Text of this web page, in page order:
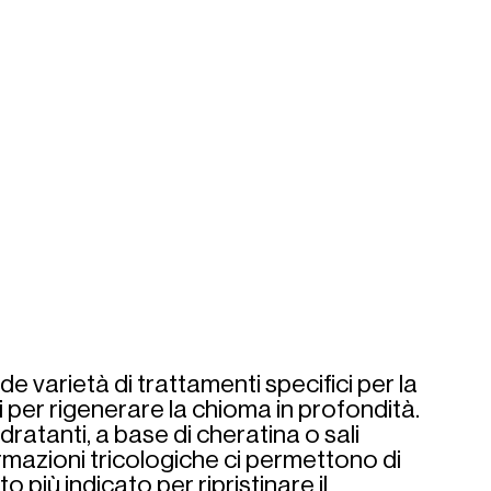
varietà di trattamenti specifici per la
per rigenerare la chioma in profondità.
a base di cheratina o sali
tricologiche ci permettono di
più indicato per ripristinare il